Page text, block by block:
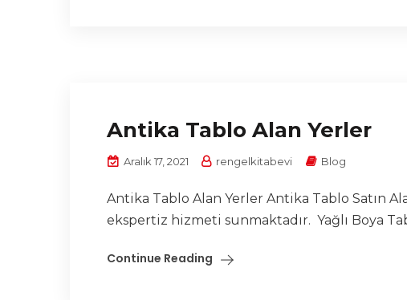
Antika Tablo Alan Yerler
Aralık 17, 2021 rengelkitabevi Blog
Antika Tablo Alan Yerler Antika Tablo Satın
ekspertiz hizmeti sunmaktadır. Yağlı Boya
Continue Reading